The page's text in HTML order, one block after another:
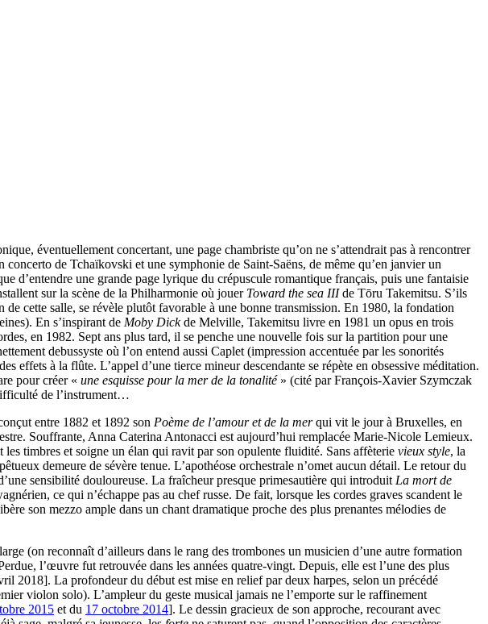
éventuellement concertant, une page chambriste qu’on ne s’attendrait pas à rencontrer
de Tchaïkovski et une symphonie de Saint-Saëns, de même qu’en janvier un
d’entendre une grande page lyrique du crépuscule romantique français, puis une fantaisie
sur la scène de la Philharmonie où jouer Toward the sea IIIde Tōru Takemitsu. S’ils
cette salle, se révèle plutôt favorable à une bonne transmission. En 1980, la fondation
En s’inspirant de Moby Dickde Melville, Takemitsu livre en 1981 un opus en trois
en 1982. Sept ans plus tard, il se penche une nouvelle fois sur la partition pour une
debussyste où l’on entend aussi Caplet (impression accentuée par les sonorités
effets à la flûte. L’appel d’une tierce mineur descendante se répète en obsessive méditation.
pour créer « une esquisse pour la mer de la tonalité» (cité par François-Xavier Szymczak
de l’instrument…
entre 1882 et 1892 son Poème de l’amour et de la merqui vit le jour à Bruxelles, en
Souffrante, Anna Caterina Antonacci est aujourd’hui remplacée Marie-Nicole Lemieux.
les timbres et soigne un élan qui ravit par son opulente fluidité. Sans affèterie vieux style, la
demeure de sévère tenue. L’apothéose orchestrale n’omet aucun détail. Le retour du
sensibilité douloureuse. La fraîcheur presque primesautière qui introduit La mort de
ce qui n’échappe pas au chef russe. De fait, lorsque les cordes graves scandent le
son mezzo ample dans un chant dramatique proche des plus prenantes mélodies de
(on reconnaît d’ailleurs dans le rang des trombones un musicien d’une autre formation
l’œuvre fut retrouvée dans les années quatre-vingt. Depuis, elle est l’une des plus
2018]. La profondeur du début est mise en relief par deux harpes, selon un précédé
violon solo). L’ampleur du geste musical jamais ne l’emporte sur le raffinement
2015 et du 17 octobre 2014]. Le dessin gracieux de son approche, recourant avec